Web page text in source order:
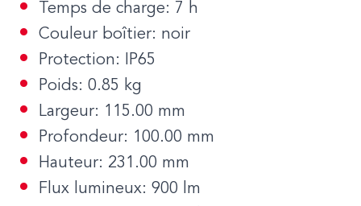
Temps de charge: 7 h
Couleur boîtier: noir
Protection: IP65
Poids: 0.85 kg
Largeur: 115.00 mm
Profondeur: 100.00 mm
Hauteur: 231.00 mm
Flux lumineux: 900 lm